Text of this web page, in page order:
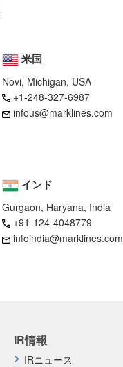
米国
Novi, Michigan, USA
+1-248-327-6987
infous@marklines.com
インド
Gurgaon, Haryana, India
+91-124-4048779
infoindia@marklines.com
IR情報
IRニュース